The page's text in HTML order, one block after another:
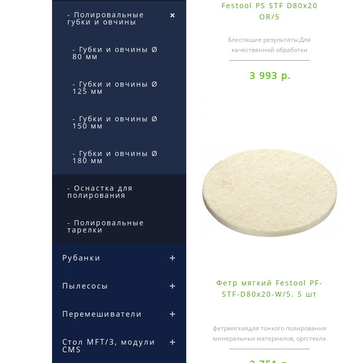
- Полировальные
губки и овчины
- Губки и овчины Ø
80 мм
- Губки и овчины Ø
125 мм
- Губки и овчины Ø
150 мм
- Губки и овчины Ø
180 мм
- Оснастка для
полирования
- Полировальные
тарелки
Рубанки
Пылесосы
Перемешиватели
Стол MFT/3, модули
CMS
Festool PS STF D80x20
OR/5
Блестящие результаты.Для
качественной обработки
высокоглянцевых и
светоотверждающихся лаков,
искусст..
3 993 р.
Фетр мягкий Festool PF-
STF-D80x20-W/5. 5 шт
фетрмягкаядля тонкого полирования
минеральных материалов, оргстекла
и лакокрасочных покрытийбелый..